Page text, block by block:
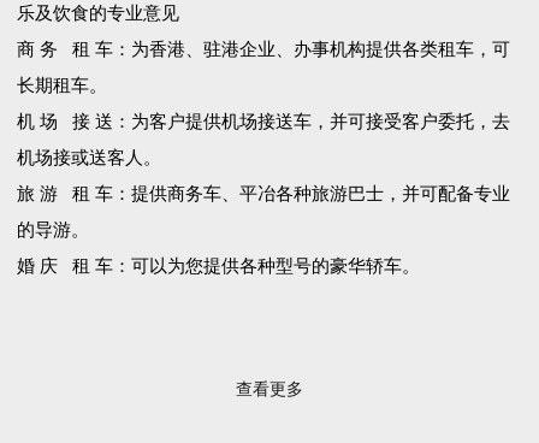
乐及饮食的专业意见
商 务 租 车：为香港、驻港企业、办事机构提供各类租车，可
长期租车。
机 场 接 送：为客户提供机场接送车，并可接受客户委托，去
机场接或送客人。
旅 游 租 车：提供商务车、平冶各种旅游巴士，并可配备专业
的导游。
婚 庆 租 车：可以为您提供各种型号的豪华轿车。
查看更多